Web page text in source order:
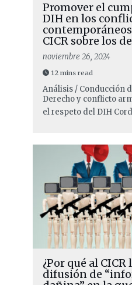
Promover el
DIH en los
CICR sobre los
noviembre 26, 2024
12 mins read
Análisis / Conducción
Derecho y conflicto
el respeto del DIH
¿Por qué al
difusión de